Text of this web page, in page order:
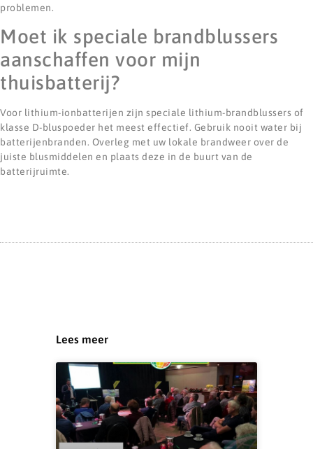
problemen.
Moet ik speciale brandblussers
aanschaffen voor mijn
thuisbatterij?
Voor lithium-ionbatterijen zijn speciale lithium-brandblussers of
klasse D-bluspoeder het meest effectief. Gebruik nooit water bij
batterijenbranden. Overleg met uw lokale brandweer over de
juiste blusmiddelen en plaats deze in de buurt van de
batterijruimte.
Lees meer